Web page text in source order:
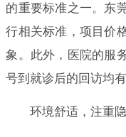
的重要标准之一。东
行相关标准，项目价
象。此外，医院的服
号到就诊后的回访均
环境舒适，注重